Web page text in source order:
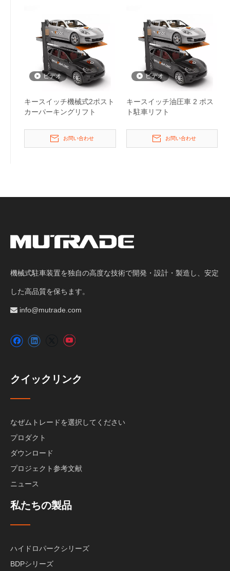
ビデオ
キースイッチ機械式2ポスト
カーパーキングリフト
お問い合わせ
ビデオ
キースイッチ油圧車 2 ポス
ト駐車リフト
お問い合わせ
機械式駐車装置を独自の高度な技術で開発・設計・製造し、安定
した高品質を保ちます。
 info@mutrade.com
クイックリンク
なぜムトレードを選択してください
プロダクト
ダウンロード
プロジェクト参考文献
ニュース
私たちの製品
ハイドロパークシリーズ
BDPシリーズ